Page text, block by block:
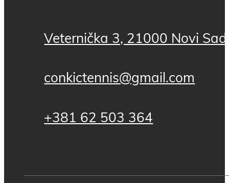
Veternička 3, 21000 Novi
conkictennis@gmail.com
+381 62 503 364